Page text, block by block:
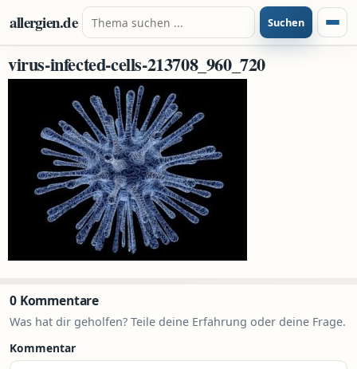
Zum Inhalt springen
allergien.de Suche nach: Suchen
virus-infected-cells-213708_960_720
0 Kommentare
Was hat dir geholfen? Teile deine Erfahrung oder deine Frage.
Kommentar